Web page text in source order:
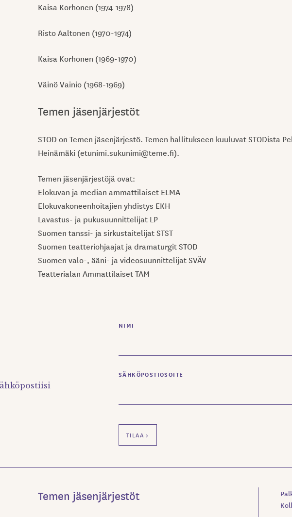
Kaisa Korhonen (1974-1978)
Risto Aaltonen (1970-1974)
Kaisa Korhonen (1969-1970)
Väinö Vainio (1968-1969)
Temen jäsenjärjestöt
STOD on Temen jäsenjärjestö. Temen hallitukseen kuuluvat STODista
Heinämäki (etunimi.sukunimi@teme.fi).
Temen jäsenjärjestöjä ovat:
Elokuvan ja median ammattilaiset ELMA
Elokuvakoneenhoitajien yhdistys EKH
Lavastus- ja pukusuunnittelijat LP
Suomen tanssi- ja sirkustaitelijat STST
Suomen teatteriohjaajat ja dramaturgit STOD
Suomen valo-, ääni- ja videosuunnittelijat SVÄV
Teatterialan Ammattilaiset TAM
NIMI
SÄHKÖPOSTIOSOITE
Temen jäsenjärjestöt